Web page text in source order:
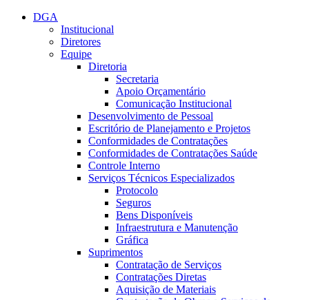
Conteúdo principal
DGA
Institucional
Diretores
Equipe
Diretoria
Secretaria
Apoio Orçamentário
Comunicação Institucional
Desenvolvimento de Pessoal
Escritório de Planejamento e Projetos
Conformidades de Contratações
Conformidades de Contratações Saúde
Controle Interno
Serviços Técnicos Especializados
Protocolo
Seguros
Bens Disponíveis
Infraestrutura e Manutenção
Gráfica
Suprimentos
Contratação de Serviços
Contratações Diretas
Aquisição de Materiais